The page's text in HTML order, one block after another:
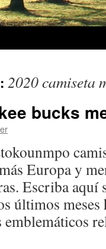
2020 camiseta
bucks
Europa y
Escriba aquí
últimos
emblemáticos